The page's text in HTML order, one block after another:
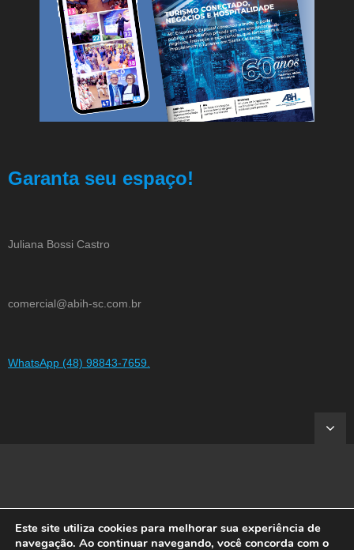
Garanta seu espaço!
Juliana Bossi Castro
comercial@abih-sc.com.br
WhatsApp (48) 98843-7659.
Developed byShuttle Themes. Powered byWordPress.
Este site utiliza cookies para melhorar sua experiência de
navegação. Ao continuar navegando, você concorda com o